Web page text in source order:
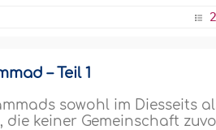
– Teil 1
sowohl im Diesseits
keiner Gemeinschaft